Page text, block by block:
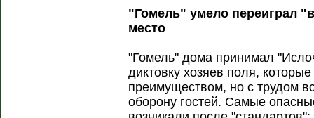
"Гомель" умело переиграл
место
"Гомель" дома принимал
диктовку хозяев поля,
преимуществом, но с трудом
оборону гостей. Самые